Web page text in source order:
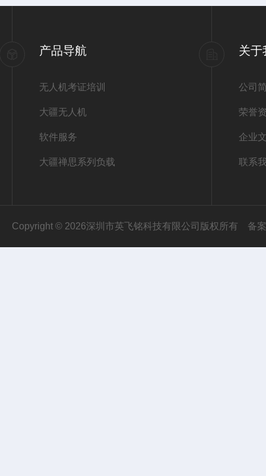
产品导航
无人机考证培训
大疆无人机
软件服务
大疆禅思系列负载
关于
公司
荣誉
企业
联系
Copyright © 2026深圳市英飞铭科技有限公司版权所有 备